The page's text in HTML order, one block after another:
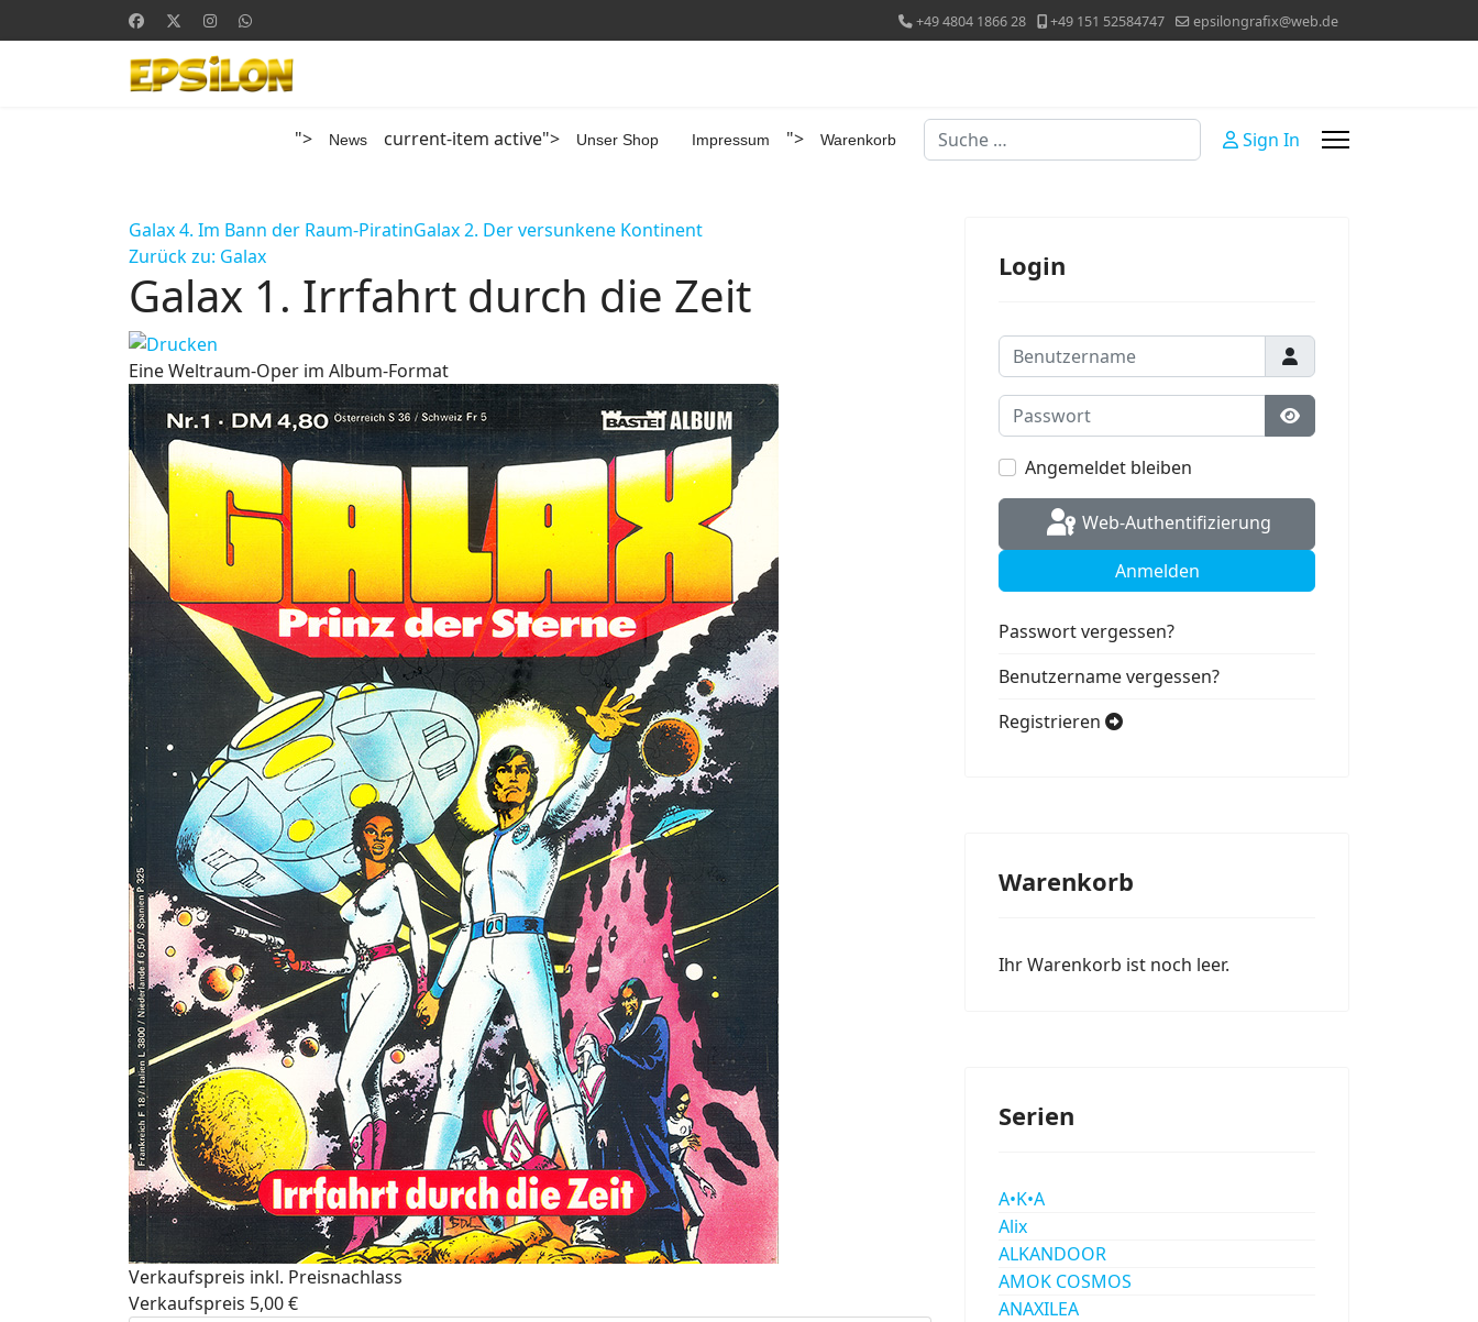
+49 4804 1866 28 +49 151 52584747 epsilongrafix@web.de
"> News current-item active"> Unser Shop Impressum "> Warenkorb Suchen Sign In
Galax 4. Im Bann der Raum-PiratinGalax 2. Der versunkene Kontinent
Zurück zu: Galax
Galax 1. Irrfahrt durch die Zeit
Eine Weltraum-Oper im Album-Format
Verkaufspreis inkl. Preisnachlass
Verkaufspreis 5,00 €
Login
Benutzername
Passwort
Passwort anzeigen
Angemeldet bleiben
Web-Authentifizierung
Anmelden
Passwort vergessen?
Benutzername vergessen?
Registrieren
Warenkorb
Ihr Warenkorb ist noch leer.
Serien
A•K•A
Alix
ALKANDOOR
AMOK COSMOS
ANAXILEA